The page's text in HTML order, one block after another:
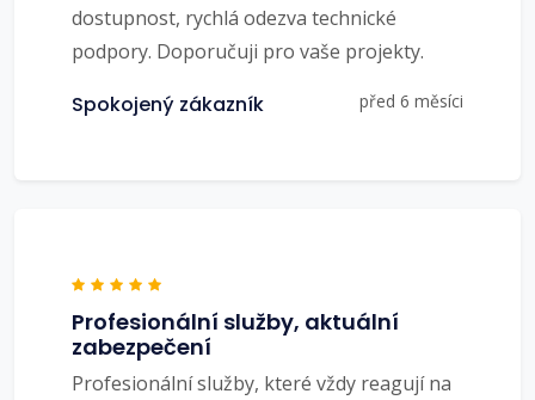
dostupnost, rychlá odezva technické
podpory. Doporučuji pro vaše projekty.
Spokojený zákazník před 6 měsíci
Profesionální služby, aktuální
zabezpečení
Profesionální služby, které vždy reagují na